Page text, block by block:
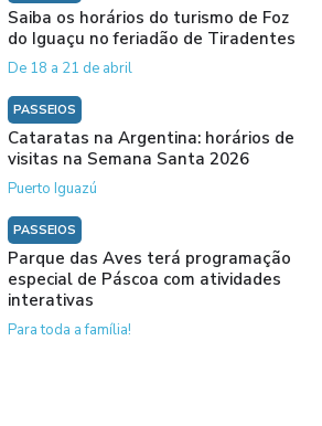
Saiba os horários do turismo de Foz
do Iguaçu no feriadão de Tiradentes
De 18 a 21 de abril
PASSEIOS
Cataratas na Argentina: horários de
visitas na Semana Santa 2026
Puerto Iguazú
PASSEIOS
Parque das Aves terá programação
especial de Páscoa com atividades
interativas
Para toda a família!